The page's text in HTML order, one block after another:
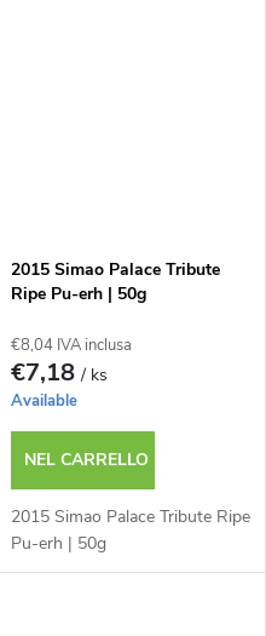
2015 Simao Palace Tribute
Ripe Pu-erh | 50g
€8,04 IVA inclusa
€7,18/ ks
Available
NEL CARRELLO
2015 Simao Palace Tribute Ripe
Pu-erh | 50g